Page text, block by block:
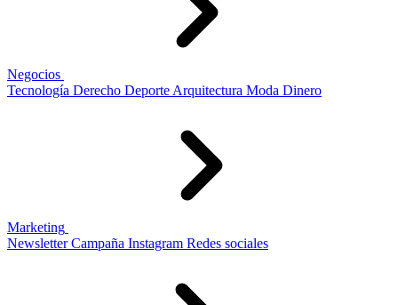
Negocios
Tecnología Derecho Deporte Arquitectura Moda Dinero
Marketing
Newsletter Campaña Instagram Redes sociales